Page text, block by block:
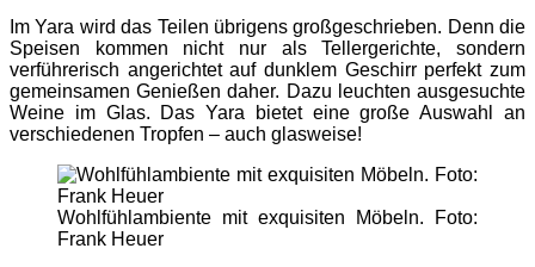
Im Yara wird das Teilen übrigens großgeschrieben. Denn die
Speisen kommen nicht nur als Tellergerichte, sondern
verführerisch angerichtet auf dunklem Geschirr perfekt zum
gemeinsamen Genießen daher. Dazu leuchten ausgesuchte
Weine im Glas. Das Yara bietet eine große Auswahl an
verschiedenen Tropfen – auch glasweise!
Wohlfühlambiente mit exquisiten Möbeln. Foto:
Frank Heuer